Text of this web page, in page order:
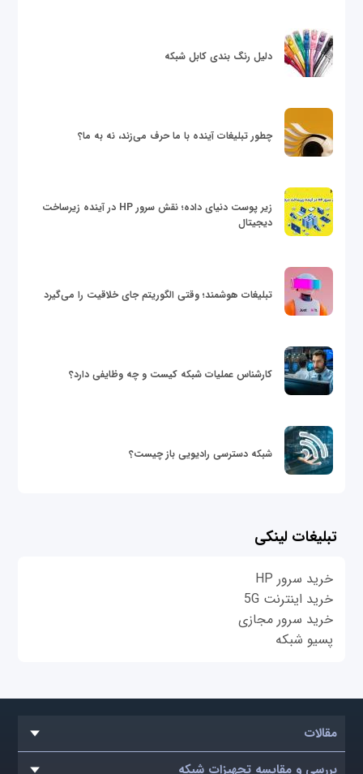
دلیل رنگ بندی کابل شبکه
چطور تبلیغات آینده با ما حرف می‌زند، نه به ما؟
زیر پوست دنیای داده؛ نقش سرور HP در آینده زیرساخت
دیجیتال
تبلیغات هوشمند؛ وقتی الگوریتم جای خلاقیت را می‌گیرد
کارشناس عملیات شبکه کیست و چه وظایفی دارد؟
شبکه دسترسی رادیویی باز چیست؟
تبلیغات لینکی
خرید سرور HP
خرید اینترنت 5G
خرید سرور مجازی
پسیو شبکه
مقالات
بررسی و مقایسه تجهیزات شبکه